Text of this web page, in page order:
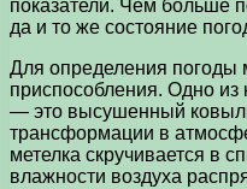
показатели. Чем больше
да и то же состояние
Для определения
приспособления. Одно из
— это высушенный
трансформации в
метелка скручивается в
влажности воздуха